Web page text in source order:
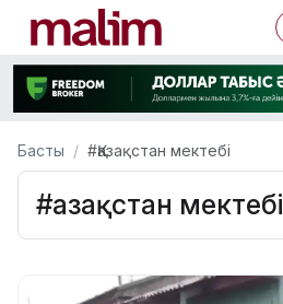
Басты #Қазақстан мектебі
#Қазақстан мектебі